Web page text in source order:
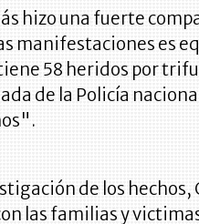
hizo una fuerte
manifestaciones es
58 heridos por
de la Policía
de los
las familias y